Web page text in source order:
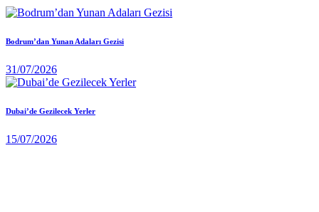
Bodrum’dan Yunan Adaları Gezisi
31/07/2026
Dubai’de Gezilecek Yerler
15/07/2026